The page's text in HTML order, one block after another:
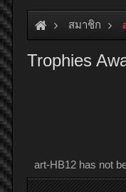
สมาชิก
Trophies
art-HB12 has not